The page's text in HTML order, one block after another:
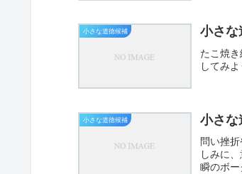
小さな道徳候補 小さな
たこ焼
してみよ
小さな道徳候補 小さな
問い挫
しみに
瞬のボ